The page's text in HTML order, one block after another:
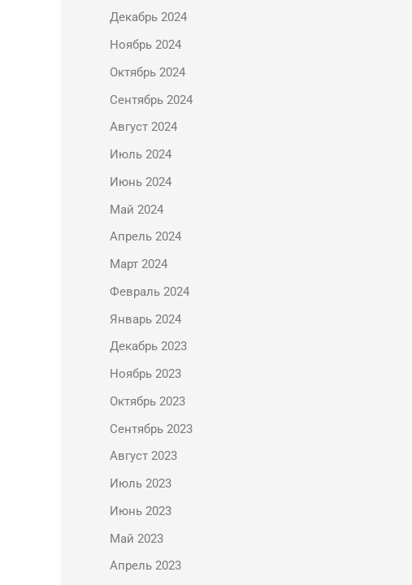
Декабрь 2024
Ноябрь 2024
Октябрь 2024
Сентябрь 2024
Август 2024
Июль 2024
Июнь 2024
Май 2024
Апрель 2024
Март 2024
Февраль 2024
Январь 2024
Декабрь 2023
Ноябрь 2023
Октябрь 2023
Сентябрь 2023
Август 2023
Июль 2023
Июнь 2023
Май 2023
Апрель 2023